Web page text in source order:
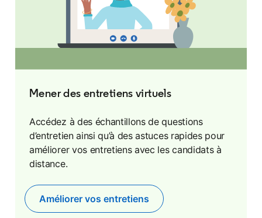
Mener des entretiens virtuels
Accédez à des échantillons de questions
d’entretien ainsi qu’à des astuces rapides pour
améliorer vos entretiens avec les candidats à
distance.
Améliorer vos entretiens